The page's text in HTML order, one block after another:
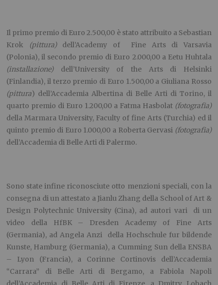
Il primo premio di Euro 2.500,00 è stato attribuito a Sebastian
Krok
(pittura)dell’Academy of Fine Arts di Varsavia
(Polonia), il secondo premio di Euro 2.000,00 a Eetu Huhtala
(installazione)dell’University of the Arts di Helsinki
(Finlandia), il terzo premio di Euro 1.500,00 a Giuliana Rosso
(pittura) dell’Accademia Albertina di Belle Arti di Torino, il
quarto premio di Euro 1.200,00 a Fatma Hasbolat (fotografia)
della Marmara University, Faculty of fine Arts (Turchia) ed il
quinto premio di Euro 1.000,00 a Roberta Gervasi (fotografia)
dell’Accademia di Belle Arti di Palermo.
Sono state infine riconosciute otto menzioni speciali, con la
consegna di un attestato a Jianlu Zhang della School of Art &
Design Polytechnic University (Cina), ad autori vari di un
video della HfBK – Dresden Academy of Fine Arts
(Germania), ad Angela Anzi della Hochschule fur bildende
Kunste, Hamburg (Germania), a Cumming Sun della ENSBA
– Lyon (Francia), a Corinne Cortinovis dell’Accademia
“Carrara” di Belle Arti di Bergamo, a Fabiola Napoli